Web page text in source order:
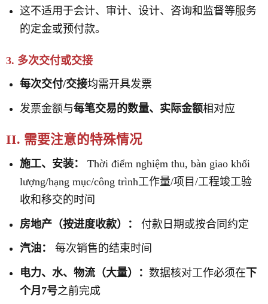
这不适用于会计、审计、设计、咨询和监督等服务
的定金或预付款。
3. 多次交付或交接
每次交付/交接均需开具发票
发票金额与每笔交易的数量、实际金额相对应
II. 需要注意的特殊情况
施工、安装：
Thời điểm nghiệm thu, bàn giao khối
lượng/hạng mục/công trình工作量/项目/工程竣工验
收和移交的时间
房地产（按进度收款）： 付款日期或按合同约定
汽油： 每次销售的结束时间
电力、水、物流（大量）：数据核对工作必须在 下
个月7号之前完成